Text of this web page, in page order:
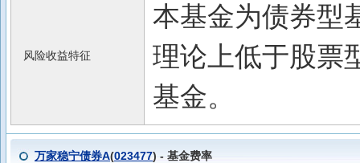
风险收益特征
本基金为债券型
理论上低于股票
基金。
万家稳宁债券A(023477) - 基金费率